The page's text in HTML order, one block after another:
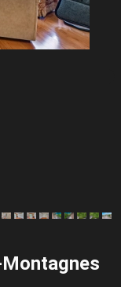
Montagnes